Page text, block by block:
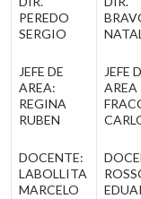
PEREDO
SERGIO
JEFE DE
AREA:
REGINA
RUBEN
DOCENTE:
LABOLLITA
MARCELO
JEFE
AREA